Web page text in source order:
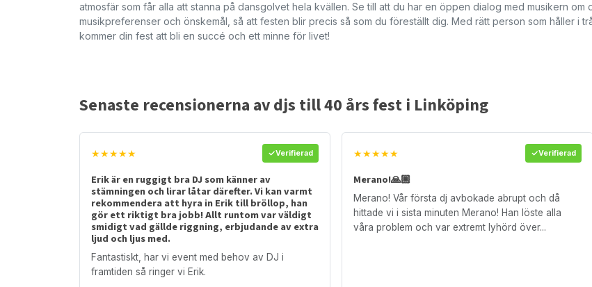
atmosfär som får alla att stanna på dansgolvet hela kvällen. Se till att du har en öppen dialog med musikern om
musikpreferenser och önskemål, så att festen blir precis så som du föreställt dig. Med rätt person som håller i
kommer din fest att bli en succé och ett minne för livet!
Senaste recensionerna av djs till 40 års fest i Linköping
★★★★★ Verifierad
Erik är en ruggigt bra DJ som känner av
stämningen och lirar låtar därefter. Vi kan varmt
rekommendera att hyra in Erik till bröllop, han
gör ett riktigt bra jobb! Allt runtom var väldigt
smidigt vad gällde riggning, erbjudande av extra
ljud och ljus med.
Fantastiskt, har vi event med behov av DJ i
framtiden så ringer vi Erik.
★★★★★ Verifierad
Merano!🙏🏽
Merano! Vår första dj avbokade abrupt och då
hittade vi i sista minuten Merano! Han löste alla
våra problem och var extremt lyhörd över...